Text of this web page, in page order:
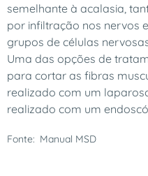
semelhante à acalasia,
por infiltração nos nervos
grupos de células
Uma das opções de
para cortar as fibras
realizado com um
realizado com um
Fonte: Manual MSD